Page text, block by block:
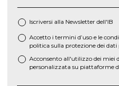
Iscriversi alla Newsletter dell'IB
* Accetto i termini d’uso e le
politica sulla protezione dei dati
Acconsento all'utilizzo dei miei
personalizzata su piattaforme